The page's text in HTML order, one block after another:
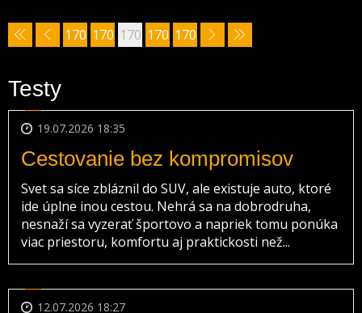
170 170 170 170 170
Testy
19.07.2026 18:35
Cestovanie bez kompromisov
Svet sa síce zbláznil do SUV, ale existuje auto, ktoré
ide úplne inou cestou. Nehrá sa na dobrodruha,
nesnaží sa vyzerať športovo a napriek tomu ponúka
viac priestoru, komfortu aj praktickosti než...
12.07.2026 18:27